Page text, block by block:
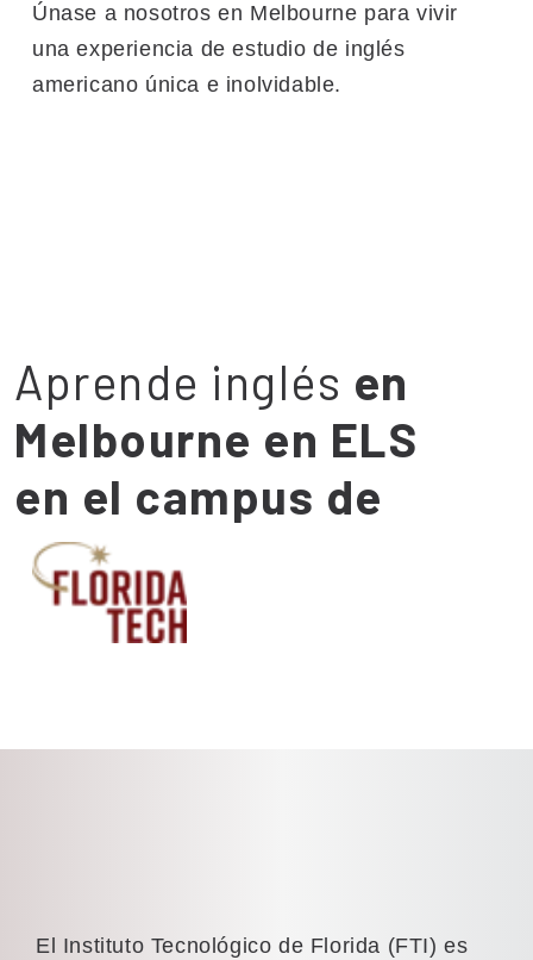
Únase a nosotros en Melbourne para vivir
una experiencia de estudio de inglés
americano única e inolvidable.
Aprende inglés en
Melbourne en ELS
en el campus de
El Instituto Tecnológico de Florida (FTI) es